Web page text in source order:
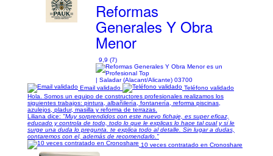
Reformas
Generales Y Obra
Menor
9,9 (7)
| Saladar (Alacant/Alicante) 03700
Email validado
Teléfono validado
Hola. Somos un equipo de constructores profesionales realizamos los
siguientes trabajos: pintura, albañilería, fontanería, reforma piscinas,
azulejos, pladur, masilla y reforma de terrazas.
Liliana dice: "Muy sorprendidos con este nuevo fichaje, es super eficaz,
educado y controla de todo, todo lo que le explicas lo hace tal cual y si le
surge una duda lo pregunta. te explica todo al detalle. Sin lugar a dudas,
contaremos con el, además de recomendarlo."
10 veces contratado en Cronoshare